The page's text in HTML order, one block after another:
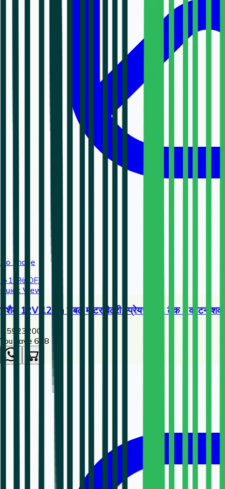
No Image
🔥 19 % OFF
Quick View
राशैल 12V 12Ah डबल मोटर बैटरी स्प्रेयर 20L टैंक - कीटनाशक
2,5923200
You save ₹ 608